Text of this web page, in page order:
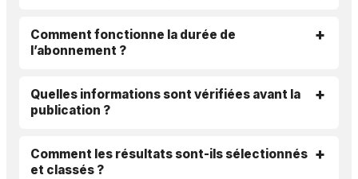
Comment fonctionne la durée de
l’abonnement ?
Quelles informations sont vérifiées avant la
publication ?
Comment les résultats sont-ils sélectionnés
et classés ?